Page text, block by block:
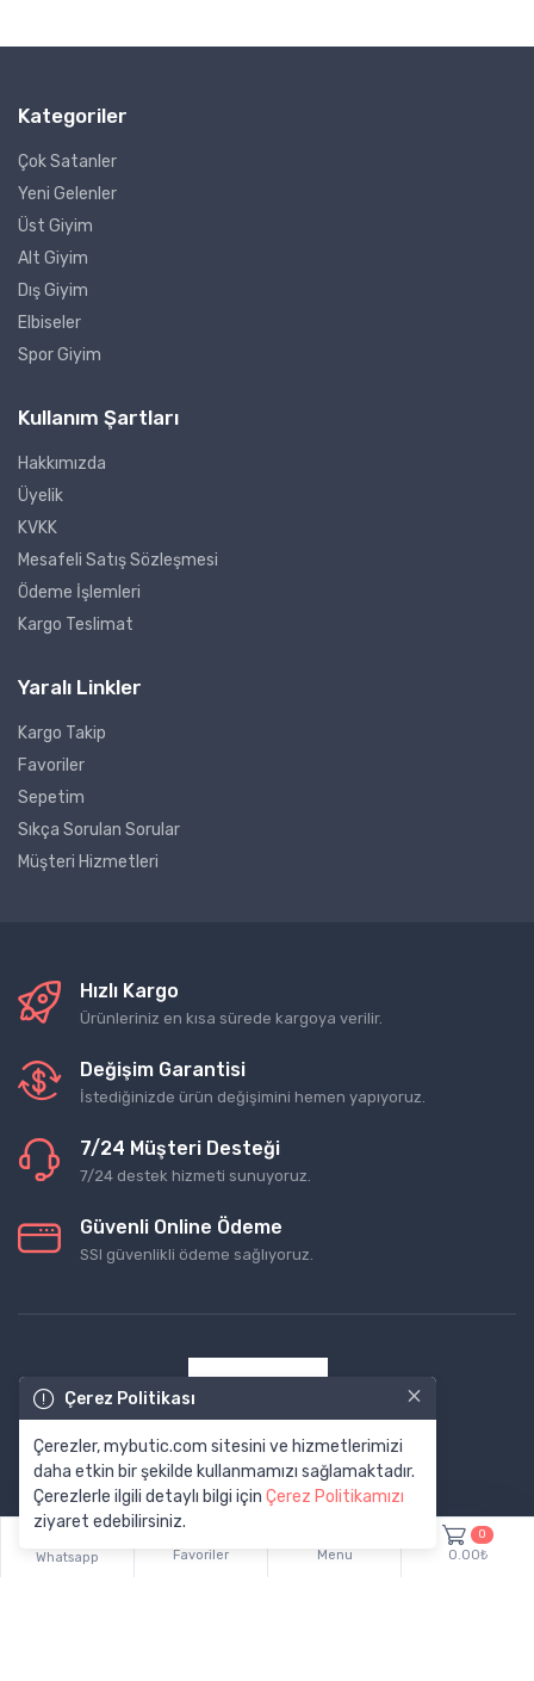
Çerez Politikası ×
Çerezler, mybutic.com sitesini ve hizmetlerimizi
daha etkin bir şekilde kullanmamızı sağlamaktadır.
Çerezlerle ilgili detaylı bilgi için Çerez Politikamızı
ziyaret edebilirsiniz.
Kategoriler
Çok Satanler
Yeni Gelenler
Üst Giyim
Alt Giyim
Dış Giyim
Elbiseler
Spor Giyim
Kullanım Şartları
Hakkımızda
Üyelik
KVKK
Mesafeli Satış Sözleşmesi
Ödeme İşlemleri
Kargo Teslimat
Yaralı Linkler
Kargo Takip
Favoriler
Sepetim
Sıkça Sorulan Sorular
Müşteri Hizmetleri
Hızlı Kargo
Ürünleriniz en kısa sürede kargoya verilir.
Değişim Garantisi
İstediğinizde ürün değişimini hemen yapıyoruz.
7/24 Müşteri Desteği
7/24 destek hizmeti sunuyoruz.
Güvenli Online Ödeme
SSl güvenlikli ödeme sağlıyoruz.
Whatsapp Favoriler Menu
0
0.00₺